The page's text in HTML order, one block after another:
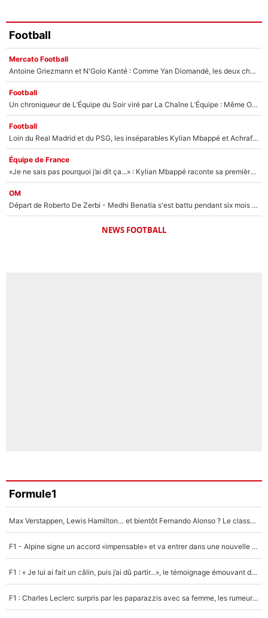
Football
Mercato Football
Antoine Griezmann et N'Golo Kanté : Comme Yan Diomandé, les deux champions du monde ont refusé de signer au PSG !
Football
Un chroniqueur de L’Équipe du Soir viré par La Chaîne L’Équipe : Même Olivier Ménard n’avait pas pu empêcher son départ, «je l’ai appris sur Twitter, je l’ai vécu assez mal»
Football
Loin du Real Madrid et du PSG, les inséparables Kylian Mbappé et Achraf Hakimi changent d'équipe le temps d'une journée !
Équipe de France
«Je ne sais pas pourquoi j’ai dit ça...» : Kylian Mbappé raconte sa première rencontre avec Zinédine Zidane (et c’est très drôle)
OM
Départ de Roberto De Zerbi - Medhi Benatia s'est battu pendant six mois pour le retenir à l'OM, le PSG a été le naufrage de trop : «Je pars avec toi»
NEWS FOOTBALL
Formule1
Max Verstappen, Lewis Hamilton… et bientôt Fernando Alonso ? Le classement des pilotes les mieux payés en Formule 1 risque de changer !
F1 - Alpine signe un accord «impensable» et va entrer dans une nouvelle dimension : Grande nouvelle pour Pierre Gasly !
F1 : « Je lui ai fait un câlin, puis j’ai dû partir...», le témoignage émouvant de Max Verstappen sur sa fille
F1 : Charles Leclerc surpris par les paparazzis avec sa femme, les rumeurs étaient vraies !